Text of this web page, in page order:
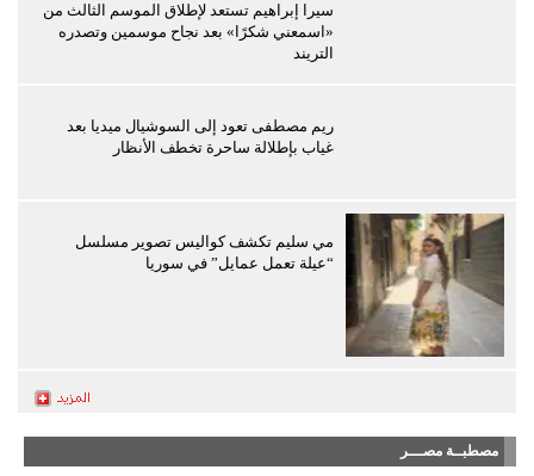
سيرا إبراهيم تستعد لإطلاق الموسم الثالث من
«اسمعني شكرًا» بعد نجاح موسمين وتصدره
التريند
ريم مصطفى تعود إلى السوشيال ميديا بعد
غياب بإطلالة ساحرة تخطف الأنظار
مي سليم تكشف كواليس تصوير مسلسل
“عيلة تعمل عمايل” في سوريا
مصطبــة مصـــر